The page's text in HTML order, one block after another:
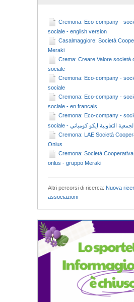
Cremona: Eco-company -
sociale - english version
Casalmaggiore: Società
Meraki
Crema: Creare Valore società
sociale
Cremona: Eco-company -
sociale
Cremona: Eco-company -
sociale - en francais
Cremona: Eco-company -
sociale - الجمعية التعاونية ايكو كومباني
Cremona: LAE Società
Onlus
Cremona: Società
onlus - gruppo Meraki
Altri percorsi di ricerca: Nuova
associazioni